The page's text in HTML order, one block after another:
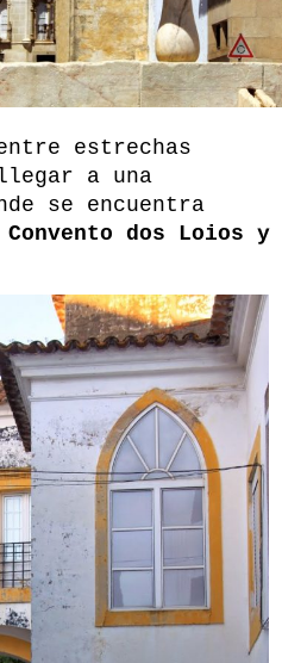
estrechas
a una
se encuentra
Convento dos Loios y